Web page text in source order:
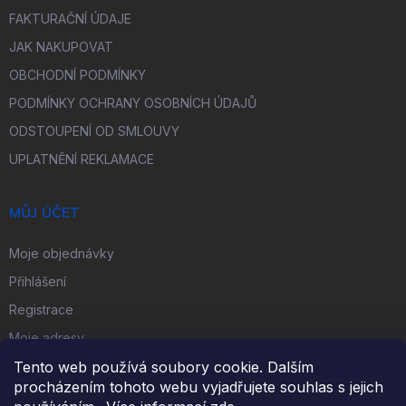
Tento web používá soubory cookie. Dalším
procházením tohoto webu vyjadřujete souhlas s jejich
FAKTURAČNÍ ÚDAJE
JAK NAKUPOVAT
OBCHODNÍ PODMÍNKY
PODMÍNKY OCHRANY OSOBNÍCH ÚDAJŮ
ODSTOUPENÍ OD SMLOUVY
UPLATNĚNÍ REKLAMACE
MŮJ ÚČET
Moje objednávky
Přihlášení
Registrace
Moje adresy
FACEBOOK